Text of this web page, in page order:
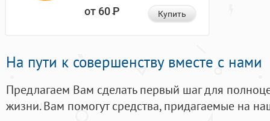
от 60Р Купить
На пути к совершенству вместе с нами
Предлагаем Вам сделать первый шаг для
жизни. Вам помогут средства, придагаемые на